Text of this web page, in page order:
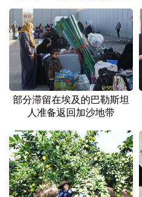
部分滞留在埃及的巴勒斯坦
人准备返回加沙地带